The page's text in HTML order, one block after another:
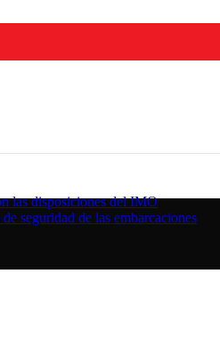
las disposiciones del IMO
seguridad de las embarcaciones